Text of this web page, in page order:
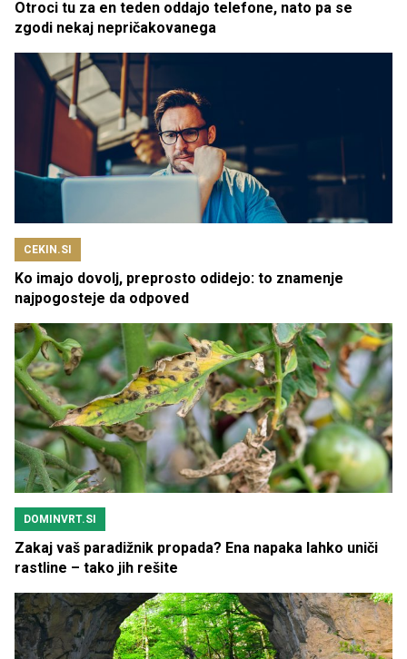
Otroci tu za en teden oddajo telefone, nato pa se
zgodi nekaj nepričakovanega
CEKIN.SI
Ko imajo dovolj, preprosto odidejo: to znamenje
najpogosteje da odpoved
DOMINVRT.SI
Zakaj vaš paradižnik propada? Ena napaka lahko uniči
rastline – tako jih rešite